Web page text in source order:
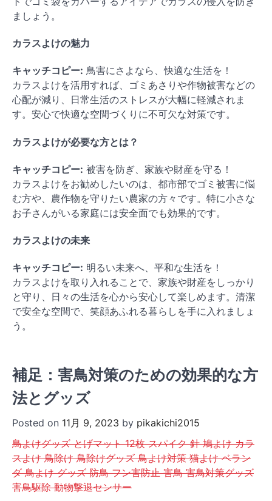
ましょう。
カラスよけの魅力
キャッチコピー: 鳥害にさよなら、快適な生活を！
カラスよけを活用すれば、ゴミあさりや作物被害などの
心配が減り、日常生活のストレスが大幅に軽減されま
す。安心で快適な空間づくりに不可欠な対策です。
カラスよけが必要な方とは？
キャッチコピー: 被害を防ぎ、家族や財産を守る！
カラスよけをお勧めしたいのは、都市部でゴミ被害に悩
む方や、農作物を守りたい農家の方々です。特に小さな
お子さんがいる家庭には安全面でも効果的です。
カラスよけの未来
キャッチコピー: 明るい未来へ、平和な生活を！
カラスよけを取り入れることで、家族や財産をしっかり
と守り、日々の生活を心から安心して楽しめます。清潔
で安全な空間で、笑顔あふれる暮らしを手に入れましょ
う。
補足：害鳥対策のための効果的な方
法とグッズ
Posted on 11月 9, 2023 by pikakichi2015
鳥よけグッズ とげマット 12枚 スパイク 針 鳩よけ カラ
スよけ 鳥除け 鳥除けグッズ 鳥よけ対策 猫よけ ベラン
ダ 鳥よけ グッズ 防鳥 フン害防止 害鳥 害鳥対策グッズ
害鳥駆除 動物撃退センサー